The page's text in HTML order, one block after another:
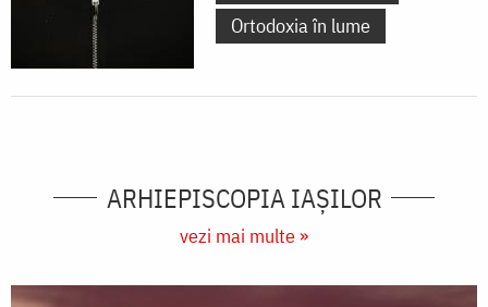
Ortodoxia în lume
ARHIEPISCOPIA IAŞILOR
vezi mai multe »